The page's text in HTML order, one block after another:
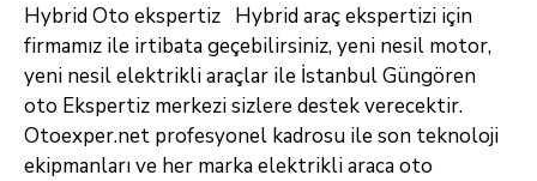
Hybrid Oto ekspertiz Hybrid araç ekspertizi için
firmamız ile irtibata geçebilirsiniz, yeni nesil motor,
yeni nesil elektrikli araçlar ile İstanbul Güngören
oto Ekspertiz merkezi sizlere destek verecektir.
Otoexper.net profesyonel kadrosu ile son teknoloji
ekipmanları ve her marka elektrikli araca oto